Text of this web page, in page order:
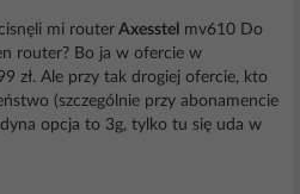
mi router Axesstel mv610 Do
router? Bo ja w ofercie w
zł. Ale przy tak drogiej ofercie, kto
(szczególnie przy abonamencie
opcja to 3g, tylko tu się uda w